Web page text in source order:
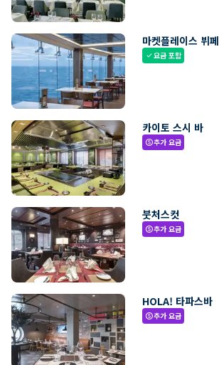
마켓플레이스 뷔페
check요금 포함
카이토 스시 바
paid추가 요금
붓처스컷
paid추가 요금
HOLA! 타파스바
paid추가 요금